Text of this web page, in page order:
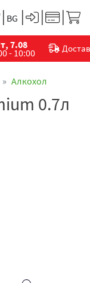
7.08
- 10:00
Алкохол
0.7л